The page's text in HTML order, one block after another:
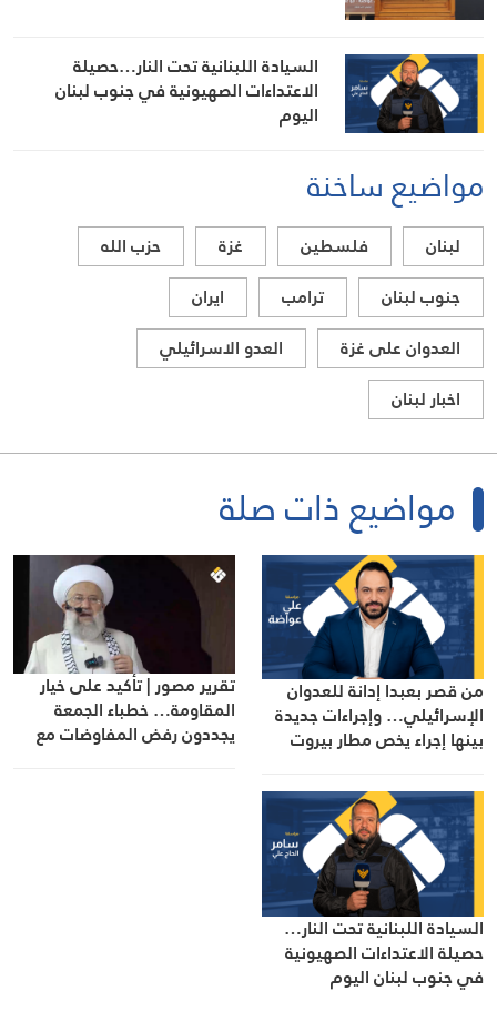
السيادة اللبنانية تحت النار…حصيلة
الاعتداءات الصهيونية في جنوب لبنان
اليوم
مواضيع ساخنة
لبنان فلسطين غزة
حزب الله
جنوب لبنان
ترامب
ايران
العدوان على غزة
العدو الاسرائيلي
اخبار لبنان
مواضيع ذات صلة
من قصر بعبدا إدانة للعدوان
الإسرائيلي… وإجراءات جديدة
بينها إجراء يخص مطار بيروت
تقرير مصور | تأكيد على خيار
المقاومة… خطباء الجمعة
يجددون رفض المفاوضات مع
السيادة اللبنانية تحت النار…
حصيلة الاعتداءات الصهيونية
في جنوب لبنان اليوم